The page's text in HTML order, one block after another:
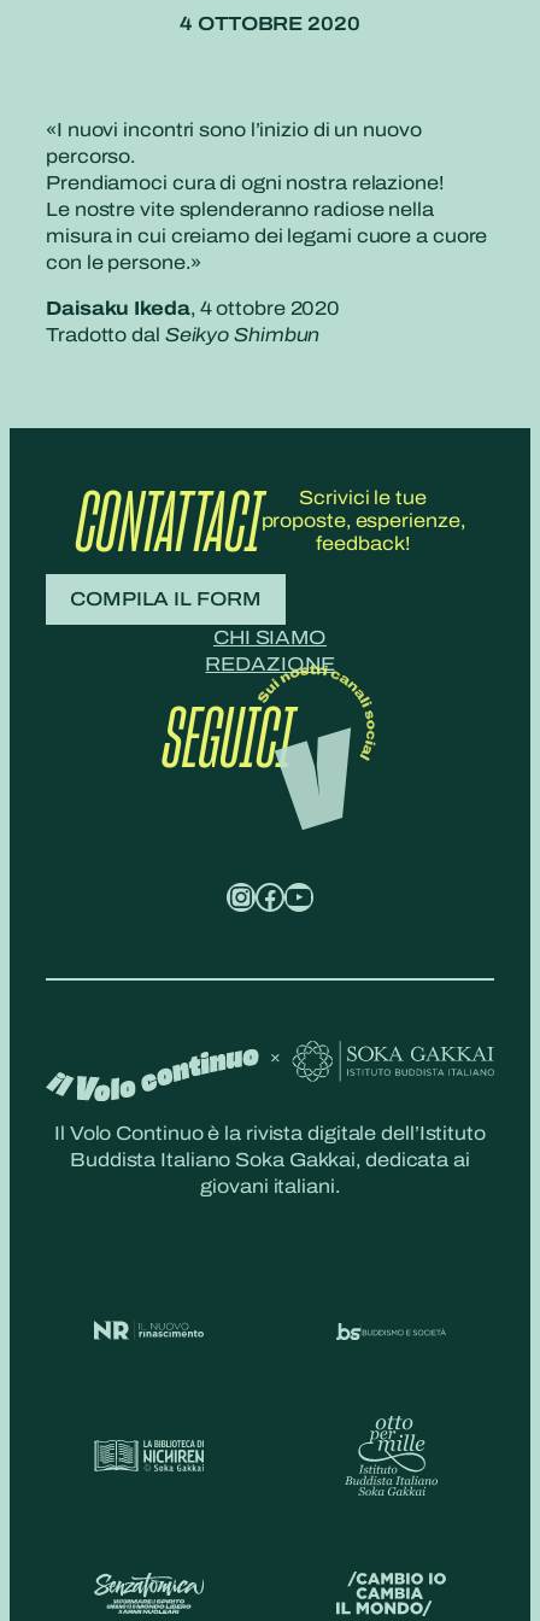
4 OTTOBRE 2020
«I nuovi incontri sono l’inizio di un nuovo
percorso.
Prendiamoci cura di ogni nostra relazione!
Le nostre vite splenderanno radiose nella
misura in cui creiamo dei legami cuore a cuore
con le persone.»
Daisaku Ikeda, 4 ottobre 2020
Tradotto dal Seikyo Shimbun
CONTATTACI
Scrivici le tue
proposte, esperienze,
feedback!
COMPILA IL FORM
CHI SIAMO
REDAZIONE
SEGUICI
InstagramFacebook YouTube
Il Volo Continuo è la rivista digitale dell’Istituto
Buddista Italiano Soka Gakkai, dedicata ai
giovani italiani.